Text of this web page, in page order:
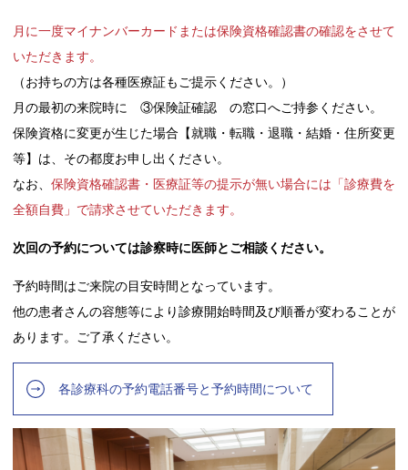
月に一度マイナンバーカードまたは保険資格確認書の確認をさせて
いただきます。
（お持ちの方は各種医療証もご提示ください。）
月の最初の来院時に ③保険証確認 の窓口へご持参ください。
保険資格に変更が生じた場合【就職・転職・退職・結婚・住所変更
等】は、その都度お申し出ください。
なお、 保険資格確認書・医療証等の提示が無い場合には「診療費を
全額自費」で請求させていただきます。
次回の予約については診察時に医師とご相談ください。
予約時間はご来院の目安時間となっています。
他の患者さんの容態等により診療開始時間及び順番が変わることが
あります。ご了承ください。
各診療科の予約電話番号と予約時間について